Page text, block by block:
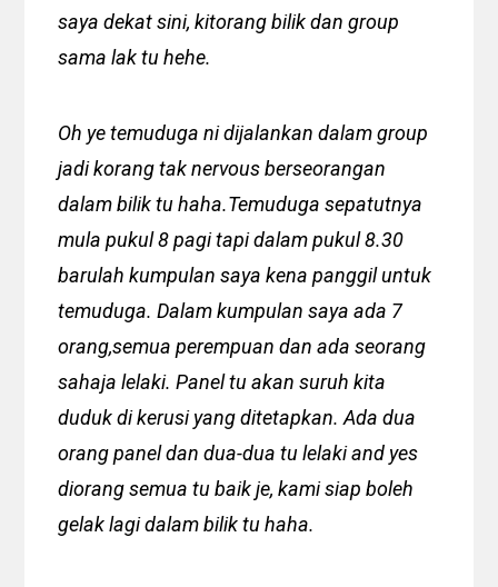
saya dekat sini, kitorang bilik dan group
sama lak tu hehe.
Oh ye temuduga ni dijalankan dalam group
jadi korang tak nervous berseorangan
dalam bilik tu haha.Temuduga sepatutnya
mula pukul 8 pagi tapi dalam pukul 8.30
barulah kumpulan saya kena panggil untuk
temuduga. Dalam kumpulan saya ada 7
orang,semua perempuan dan ada seorang
sahaja lelaki. Panel tu akan suruh kita
duduk di kerusi yang ditetapkan. Ada dua
orang panel dan dua-dua tu lelaki and yes
diorang semua tu baik je, kami siap boleh
gelak lagi dalam bilik tu haha.